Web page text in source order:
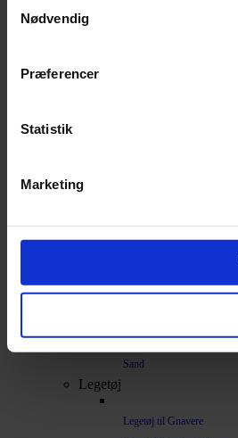
Nødvendig
Præferencer
Statistik
Marketing
Bark
Spelt
Vat
Sand
Legetøj
Legetøj til Gnavere